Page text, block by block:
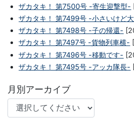
ザカタキ！ 第7500号 -寄生迎撃型-
ザカタキ！ 第7499号 -小さいけど
ザカタキ！ 第7498号 -子の帰還-
ザカタキ！ 第7497号 -貨物列車横-
ザカタキ！ 第7496号 -移動です-
ザカタキ！ 第7495号 -アッカ隊長-
月別アーカイブ